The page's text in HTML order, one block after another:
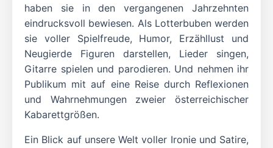
haben sie in den vergangenen Jahrzehnten
eindrucksvoll bewiesen. Als Lotterbuben werden
sie voller Spielfreude, Humor, Erzähllust und
Neugierde Figuren darstellen, Lieder singen,
Gitarre spielen und parodieren. Und nehmen ihr
Publikum mit auf eine Reise durch Reflexionen
und Wahrnehmungen zweier österreichischer
Kabarettgrößen.
Ein Blick auf unsere Welt voller Ironie und Satire,